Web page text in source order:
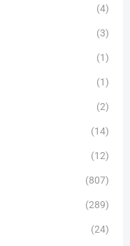
(4)
(3)
(1)
(1)
(2)
(14)
(12)
(807)
(289)
(24)